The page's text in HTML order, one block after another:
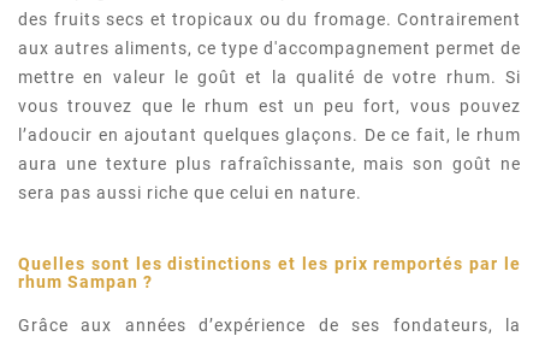
des fruits secs et tropicaux ou du fromage. Contrairement
aux autres aliments, ce type d'accompagnement permet de
mettre en valeur le goût et la qualité de votre rhum. Si
vous trouvez que le rhum est un peu fort, vous pouvez
l’adoucir en ajoutant quelques glaçons. De ce fait, le rhum
aura une texture plus rafraîchissante, mais son goût ne
sera pas aussi riche que celui en nature.
Quelles sont les distinctions et les prix remportés par le
rhum Sampan ?
Grâce aux années d’expérience de ses fondateurs, la